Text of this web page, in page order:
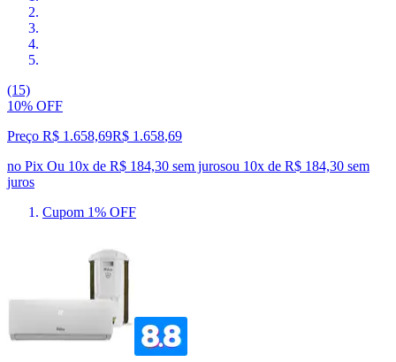
(15)
10% OFF
Preço R$ 1.658,69R$ 1.658,69
no Pix Ou 10x de R$ 184,30 sem jurosou 10x de R$ 184,30 sem
juros
Cupom 1% OFF